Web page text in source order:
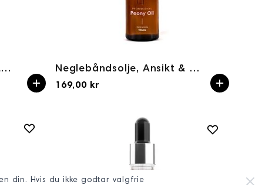
din. Hvis du ikke godtar valgfrie
Neglebåndsolje WILD ISLAND 15ml PALU Neglebåndsolje, Ansikt & kroppsolje PEONY 50ml Yokaba
169,00 kr